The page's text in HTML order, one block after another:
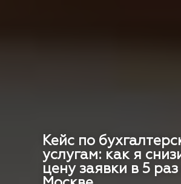
Кейс по
услугам: как я
цену заявки в 5 раз